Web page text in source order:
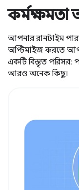
কর্মক্ষমতা
আপনার রানটাইম
অপ্টিমাইজ করতে
একটি বিস্তৃত পরিসর:
আরও অনেক কিছু।